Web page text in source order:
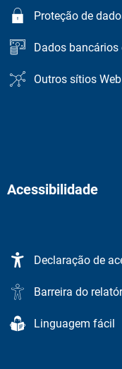
Proteção de
Dados bancários
Outros sítios Web
Acessibilidade
Declaração de
Barreira do
Linguagem fácil